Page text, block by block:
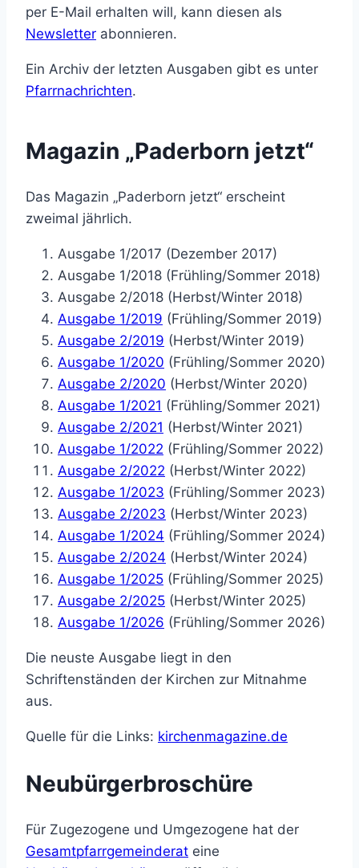
per E-Mail erhalten will, kann diesen als
Newsletter abonnieren.
Ein Archiv der letzten Ausgaben gibt es unter
Pfarrnachrichten.
Magazin „Paderborn jetzt“
Das Magazin „Paderborn jetzt“ erscheint
zweimal jährlich.
Ausgabe 1/2017 (Dezember 2017)
Ausgabe 1/2018 (Frühling/Sommer 2018)
Ausgabe 2/2018 (Herbst/Winter 2018)
Ausgabe 1/2019 (Frühling/Sommer 2019)
Ausgabe 2/2019 (Herbst/Winter 2019)
Ausgabe 1/2020 (Frühling/Sommer 2020)
Ausgabe 2/2020 (Herbst/Winter 2020)
Ausgabe 1/2021 (Frühling/Sommer 2021)
Ausgabe 2/2021 (Herbst/Winter 2021)
Ausgabe 1/2022 (Frühling/Sommer 2022)
Ausgabe 2/2022 (Herbst/Winter 2022)
Ausgabe 1/2023 (Frühling/Sommer 2023)
Ausgabe 2/2023 (Herbst/Winter 2023)
Ausgabe 1/2024 (Frühling/Sommer 2024)
Ausgabe 2/2024 (Herbst/Winter 2024)
Ausgabe 1/2025 (Frühling/Sommer 2025)
Ausgabe 2/2025 (Herbst/Winter 2025)
Ausgabe 1/2026 (Frühling/Sommer 2026)
Die neuste Ausgabe liegt in den
Schriftenständen der Kirchen zur Mitnahme
aus.
Quelle für die Links: kirchenmagazine.de
Neubürgerbroschüre
Für Zugezogene und Umgezogene hat der
Gesamtpfarrgemeinderat eine